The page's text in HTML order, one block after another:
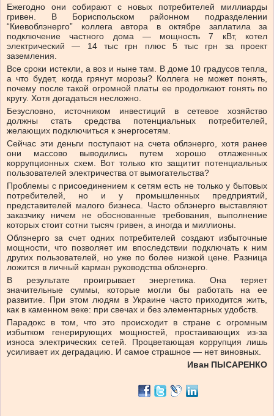
Ежегодно они собирают с новых потребителей миллиарды
гривен. В Бориспольском районном подразделении
“Киевоблэнерго” коллега автора в октябре заплатила за
подключение частного дома — мощность 7 кВт, котел
электрический — 14 тыс грн плюс 5 тыс грн за проект
заземления.
Все сроки истекли, а воз и ныне там. В доме 10 градусов тепла,
а что будет, когда грянут морозы? Коллега не может понять,
почему после такой огромной платы ее продолжают гонять по
кругу. Хотя догадаться несложно.
Безусловно, источником инвестиций в сетевое хозяйство
должны стать средства потенциальных потребителей,
желающих подключиться к энергосетям.
Сейчас эти деньги поступают на счета облэнерго, хотя ранее
они массово выводились путем хорошо отлаженных
коррупционных схем. Вот только кто защитит потенциальных
пользователей электричества от вымогательства?
Проблемы с присоединением к сетям есть не только у бытовых
потребителей, но и у промышленных предприятий,
представителей малого бизнеса. Часто облэнерго выставляют
заказчику ничем не обоснованные требования, выполнение
которых стоит сотни тысяч гривен, а иногда и миллионы.
Облэнерго за счет одних потребителей создают избыточные
мощности, что позволяет им впоследствии подключать к ним
других пользователей, но уже по более низкой цене. Разница
ложится в личный карман руководства облэнерго.
В результате проигрывает энергетика. Она теряет
значительные суммы, которые могли бы работать на ее
развитие. При этом людям в Украине часто приходится жить,
как в каменном веке: при свечах и без элементарных удобств.
Парадокс в том, что это происходит в стране с огромным
избытком генерирующих мощностей, простаивающих из-за
износа электрических сетей. Процветающая коррупция лишь
усиливает их деградацию. И самое страшное — нет виновных.
Иван ПЫСАРЕНКО